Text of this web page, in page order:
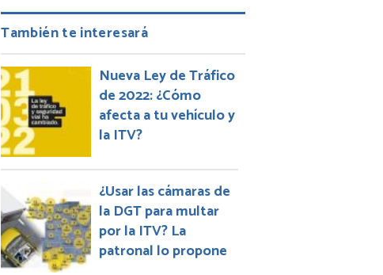
También te interesará
Nueva Ley de Tráfico
de 2022: ¿Cómo
afecta a tu vehículo y
la ITV?
¿Usar las cámaras de
la DGT para multar
por la ITV? La
patronal lo propone